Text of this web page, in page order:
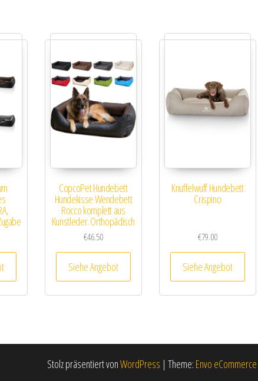
CopcoPet Hundebett
Hundekisse Wendebett
Rocco komplett aus
Kunstleder. Orthopädisch
€46.50
Siehe Angebot
Knuffelwuff Hundebett
Crispino
€79.00
Siehe Angebot
Stolz präsentiert vonWordPress | Theme: Envo eCommerce